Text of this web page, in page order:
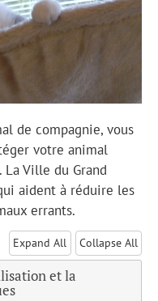
de compagnie, vous
votre animal
Ville du Grand
aident à réduire les
errants.
Expand All Collapse All
et la